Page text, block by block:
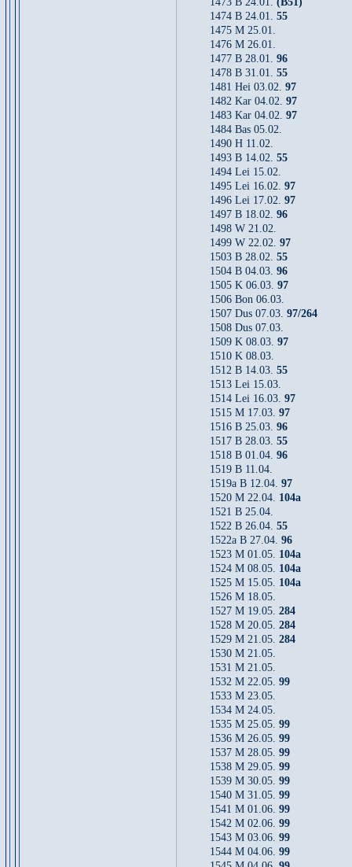
1474 B 24.01. 55
1475 M 25.01.
1476 M 26.01.
1477 B 28.01. 96
1478 B 31.01. 55
1481 Hei 03.02. 97
1482 Kar 04.02. 97
1483 Kar 04.02. 97
1484 Bas 05.02.
1490 H 11.02.
1493 B 14.02. 55
1494 Lei 15.02.
1495 Lei 16.02. 97
1496 Lei 17.02. 97
1497 B 18.02. 96
1498 W 21.02.
1499 W 22.02. 97
1503 B 28.02. 55
1504 B 04.03. 96
1505 K 06.03. 97
1506 Bon 06.03.
1507 Dus 07.03. 97/264
1508 Dus 07.03.
1509 K 08.03. 97
1510 K 08.03.
1512 B 14.03. 55
1513 Lei 15.03.
1514 Lei 16.03. 97
1515 M 17.03. 97
1516 B 25.03. 96
1517 B 28.03. 55
1518 B 01.04. 96
1519 B 11.04.
1519a B 12.04. 97
1520 M 22.04. 104a
1521 B 25.04.
1522 B 26.04. 55
1522a B 27.04. 96
1523 M 01.05. 104a
1524 M 08.05. 104a
1525 M 15.05. 104a
1526 M 18.05.
1527 M 19.05. 284
1528 M 20.05. 284
1529 M 21.05. 284
1530 M 21.05.
1531 M 21.05.
1532 M 22.05. 99
1533 M 23.05.
1534 M 24.05.
1535 M 25.05. 99
1536 M 26.05. 99
1537 M 28.05. 99
1538 M 29.05. 99
1539 M 30.05. 99
1540 M 31.05. 99
1541 M 01.06. 99
1542 M 02.06. 99
1543 M 03.06. 99
1544 M 04.06. 99